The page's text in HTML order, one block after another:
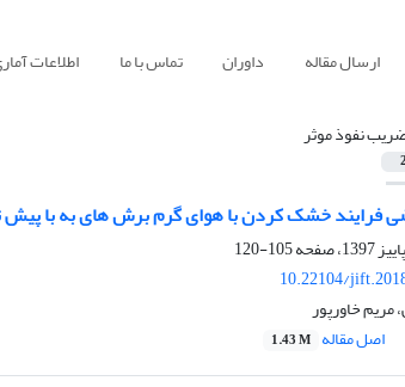
ارسال مقاله داوران تماس با ما اطلاعات
نفوذ موثر
2
فرایند خشک ‏کردن با هوای گرم برش ‏های به با پیش‏
105-120
10.22104/
خاورپور
اصل مقاله 1.43 M